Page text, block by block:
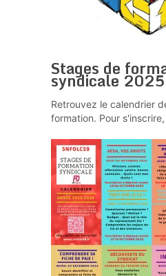
Stages de
syndicale
Retrouvez le calendrier
formation. Pour